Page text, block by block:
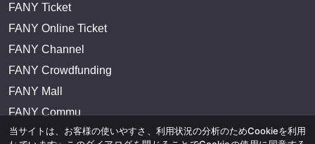
FANY Ticket
FANY Online Ticket
FANY Channel
FANY Crowdfunding
FANY Mall
FANY Commu
当サイトは、お客様の使いやすさ、利用状況の分析のためCookieを利用